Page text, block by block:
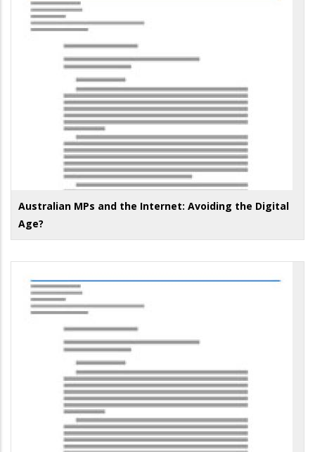
Australian MPs and the Internet: Avoiding the Digital
Age?